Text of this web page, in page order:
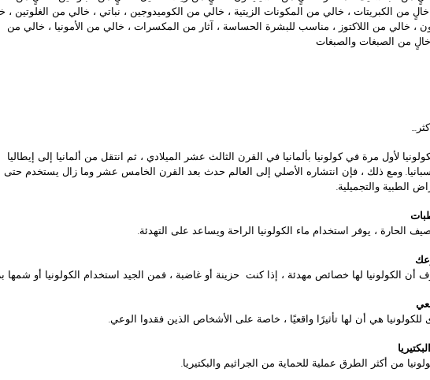
، خالٍ من الكبريتات ، خالي من المكونات الزيتية ، خالي من الكوميدوجين ، نباتي ، خالي من الغلوتين ،
، خالي من اللاكتوز ، مناسب للبشرة الحساسة ، آثار من المكسرات ، خالي من الأمونيا ، خالي من
خالٍ من الصبغات والصبغات
لأول مرة في كولونيا بألمانيا في القرن الثالث عشر الميلادي ، ثم انتقل من ألمانيا إلى إيطاليا
ومع ذلك ، فإن انتشاره الأصلي إلى العالم حدث بعد القرن الخامس عشر وما زال يستخدم حتى
الطبية والتجميلية.
الحارة ، يوفر استخدام ماء الكولونيا الراحة ويساعد على التهدئة.
أن الكولونيا لها خصائص مهدئة ، إذا كنت حزينة أو غاضبة ، فمن الجيد استخدام الكولونيا أو شمها
للكولونيا هي أن لها تأثيرًا واقعيًا ، خاصة على الأشخاص الذين فقدوا الوعي.
من أكثر الطرق عملية للحماية من الجراثيم والبكتيريا.